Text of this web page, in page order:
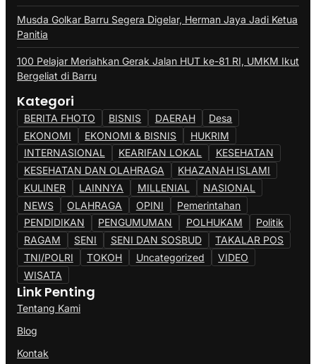
Musda Golkar Barru Segera Digelar, Herman Jaya Jadi Ketua
Panitia
100 Pelajar Meriahkan Gerak Jalan HUT ke-81 RI, UMKM Ikut
Bergeliat di Barru
Kategori
BERITA FHOTO BISNIS DAERAH
Desa
EKONOMI
EKONOMI & BISNIS
HUKRIM
INTERNASIONAL
KEARIFAN LOKAL
KESEHATAN
KESEHATAN DAN OLAHRAGA
KHAZANAH ISLAMI
KULINER
LAINNYA MILLENIAL
NASIONAL
NEWS
OLAHRAGA OPINI
Pemerintahan
PENDIDIKAN
PENGUMUMAN POLHUKAM
Politik
RAGAM
SENI SENI DAN SOSBUD
TAKALAR POS
TNI/POLRI
TOKOH Uncategorized
VIDEO
WISATA
Link Penting
Tentang Kami
Blog
Kontak